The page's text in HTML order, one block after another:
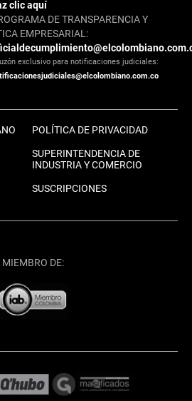
clic aquí
DE TRANSPARENCIA Y
EMPRESARIAL:
exclusivo para notificaciones judiciales:
POLÍTICA DE PRIVACIDAD
SUPERINTENDENCIA DE
INDUSTRIA Y COMERCIO
SUSCRIPCIONES
MIEMBRO DE: